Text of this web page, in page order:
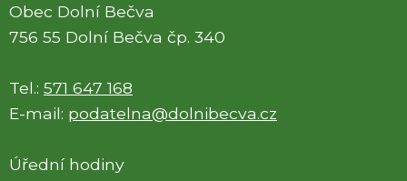
Obec Dolní Bečva
756 55 Dolní Bečva čp. 340
Tel.: 571 647 168
E-mail: podatelna@dolnibecva.cz
Úřední hodiny